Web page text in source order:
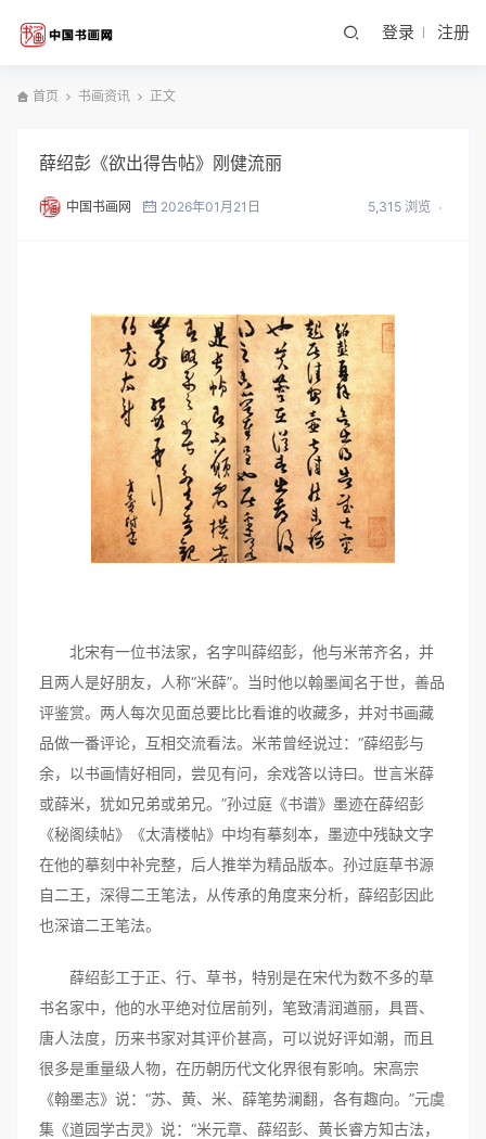
登录 注册
首页 书画资讯 正文
薛绍彭《欲出得告帖》刚健流丽
中国书画网 2026年01月21日 5,315 浏览
北宋有一位书法家，名字叫薛绍彭，他与米芾齐名，并
且两人是好朋友，人称“米薛”。当时他以翰墨闻名于世，善品
评鉴赏。两人每次见面总要比比看谁的收藏多，并对书画藏
品做一番评论，互相交流看法。米芾曾经说过：“薛绍彭与
余，以书画情好相同，尝见有问，余戏答以诗曰。世言米薛
或薛米，犹如兄弟或弟兄。”孙过庭《书谱》墨迹在薛绍彭
《秘阁续帖》《太清楼帖》中均有摹刻本，墨迹中残缺文字
在他的摹刻中补完整，后人推举为精品版本。孙过庭草书源
自二王，深得二王笔法，从传承的角度来分析，薛绍彭因此
也深谙二王笔法。
薛绍彭工于正、行、草书，特别是在宋代为数不多的草
书名家中，他的水平绝对位居前列，笔致清润遒丽，具晋、
唐人法度，历来书家对其评价甚高，可以说好评如潮，而且
很多是重量级人物，在历朝历代文化界很有影响。宋高宗
《翰墨志》说：“苏、黄、米、薛笔势澜翻，各有趣向。”元虞
集《道园学古灵》说：“米元章、薛绍彭、黄长睿方知古法，